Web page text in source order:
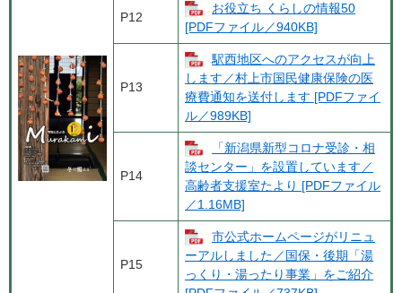
P12
お役立ち くらしの情報50
[PDFファイル／940KB]
P13
駅西地区へのアクセスが向上
します／村上市国民健康保険の医
療費通知を送付します [PDFファイ
ル／989KB]
P14
「新潟県新型コロナ受診・相
談センター」を設置しています／
高齢者支援室たより [PDFファイル
／1.16MB]
P15
市公式ホームページがリニュ
ーアルしました／国保・後期「湯
っくり・湯ったり事業」をご紹介